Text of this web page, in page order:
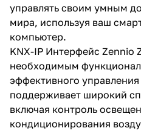
управлять своим умным
мира, используя ваш
компьютер.
KNX-IP Интерфейс Zennio
необходимым
эффективного
поддерживает широкий
включая контроль
кондиционирования